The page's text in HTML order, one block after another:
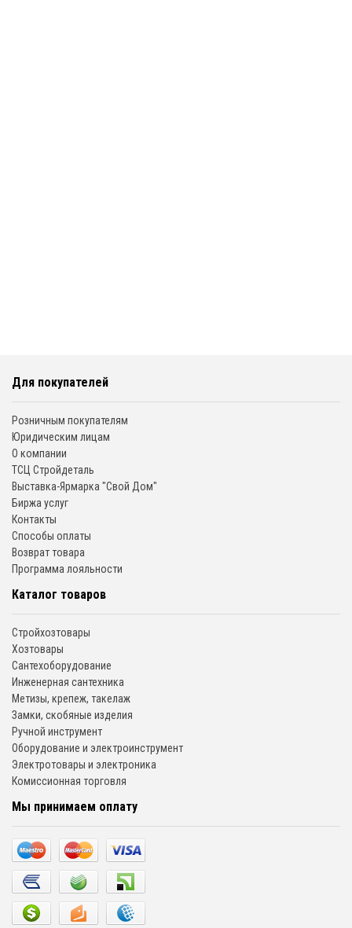
Для покупателей
Розничным покупателям
Юридическим лицам
О компании
ТСЦ Стройдеталь
Выставка-Ярмарка "Свой Дом"
Биржа услуг
Контакты
Способы оплаты
Возврат товара
Программа лояльности
Каталог товаров
Стройхозтовары
Хозтовары
Сантехоборудование
Инженерная сантехника
Метизы, крепеж, такелаж
Замки, скобяные изделия
Ручной инструмент
Оборудование и электроинструмент
Электротовары и электроника
Комиссионная торговля
Мы принимаем оплату